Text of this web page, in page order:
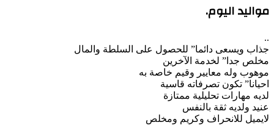
مواليد اليوم.
..
جذاب ويسعى دائما” للحصول على السلطة والمال
مخلص جدا” لخدمة الآخرين
موهوب وله معايير وقيم خاصة به
احيانا” تكون تصرفاته قاسية
لديه مهارات تحليلية ممتازة
عنيد ولديه ثقة بالنفس
لايميل للانحراف وكريم ومخلص